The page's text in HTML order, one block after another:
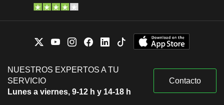
NUESTROS EXPERTOS A TU
SERVICIO
Lunes a viernes, 9-12 h y 14-18 h
Contacto